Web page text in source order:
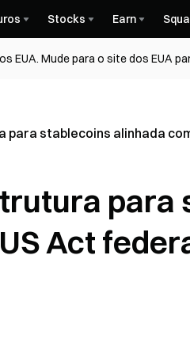
Stocks Earn
EUA. Mude para o site dos EUA
stablecoins alinhada
para
Act